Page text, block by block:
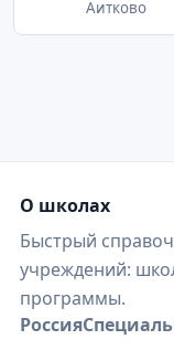
Аитково
О школах
Быстрый
учреждений:
программы.
Россия